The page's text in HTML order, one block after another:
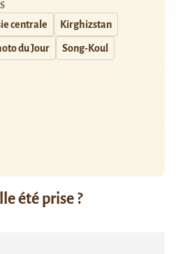
centrale Kirghizstan
du Jour Song-Koul
été prise ?